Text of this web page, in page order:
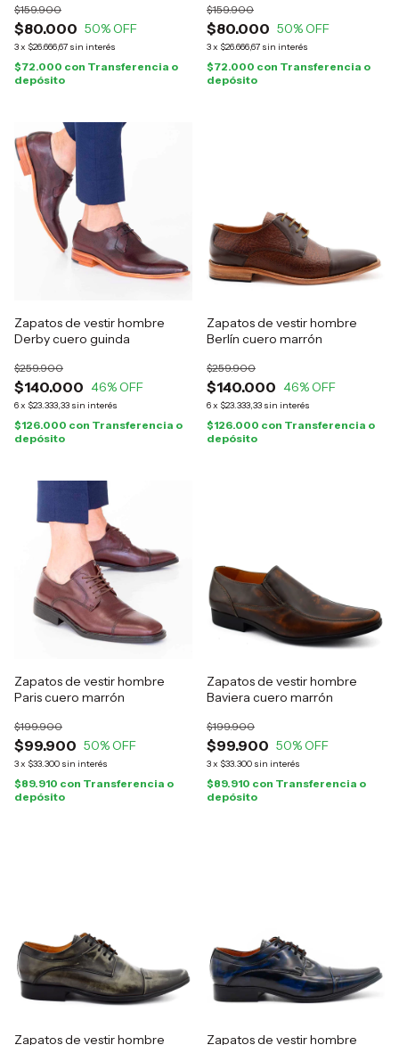
$80.000
$159.900
50% OFF
3x $26.666,67 sin interés
$72.000 con Transferencia o
depósito
$80.000
$159.900
50% OFF
3x $26.666,67 sin interés
$72.000 con Transferencia o
depósito
Zapatos de vestir hombre
Derby cuero guinda
$140.000
$259.900
46% OFF
6x $23.333,33 sin interés
$126.000 con Transferencia o
depósito
Zapatos de vestir hombre
Berlín cuero marrón
$140.000
$259.900
46% OFF
6x $23.333,33 sin interés
$126.000 con Transferencia o
depósito
Zapatos de vestir hombre
Paris cuero marrón
$99.900
$199.900
50% OFF
3x $33.300 sin interés
$89.910 con Transferencia o
depósito
Zapatos de vestir hombre
Baviera cuero marrón
$99.900
$199.900
50% OFF
3x $33.300 sin interés
$89.910 con Transferencia o
depósito
Zapatos de vestir hombre Zapatos de vestir hombre